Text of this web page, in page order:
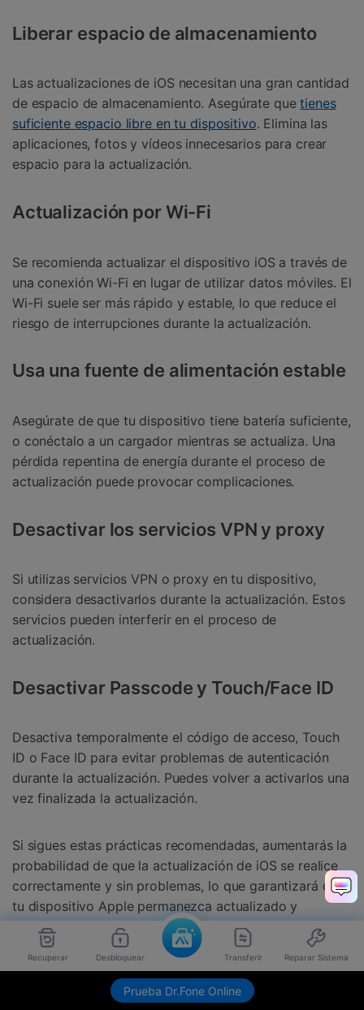
Recuperar Desbloquear Transferir Reparar Sistema
Prueba Dr.Fone Online
Liberar espacio de almacenamiento
Las actualizaciones de iOS necesitan una gran cantidad
de espacio de almacenamiento. Asegúrate quetienes
suficiente espacio libre en tu dispositivo. Elimina las
aplicaciones, fotos y vídeos innecesarios para crear
espacio para la actualización.
Actualización por Wi-Fi
Se recomienda actualizar el dispositivo iOS a través de
una conexión Wi-Fi en lugar de utilizar datos móviles. El
Wi-Fi suele ser más rápido y estable, lo que reduce el
riesgo de interrupciones durante la actualización.
Usa una fuente de alimentación estable
Asegúrate de que tu dispositivo tiene batería suficiente,
o conéctalo a un cargador mientras se actualiza. Una
pérdida repentina de energía durante el proceso de
actualización puede provocar complicaciones.
Desactivar los servicios VPN y proxy
Si utilizas servicios VPN o proxy en tu dispositivo,
considera desactivarlos durante la actualización. Estos
servicios pueden interferir en el proceso de
actualización.
Desactivar Passcode y Touch/Face ID
Desactiva temporalmente el código de acceso, Touch
ID o Face ID para evitar problemas de autenticación
durante la actualización. Puedes volver a activarlos una
vez finalizada la actualización.
Si sigues estas prácticas recomendadas, aumentarás la
probabilidad de que la actualización de iOS se realice
correctamente y sin problemas, lo que garantizará que
tu dispositivo Apple permanezca actualizado y
optimizado en cuanto a rendimiento y seguridad.
Temas Relacionados: